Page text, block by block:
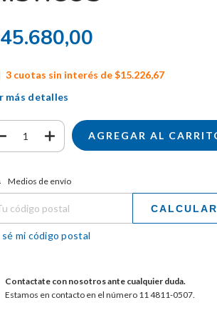
3 cuotas sin interés de$15.226,67
más detalles
para el CP:
Medios de envío
CALCULAR
sé mi código postal
Contactate con nosotros ante cualquier duda.
Estamos en contacto en el número 11 4811-0507.